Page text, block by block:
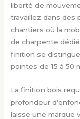
liberté de
travaillez dans des
chantiers où la
de charpente
finition se
pointes de 15 à 50
La finition bois
profondeur
laisse une marque